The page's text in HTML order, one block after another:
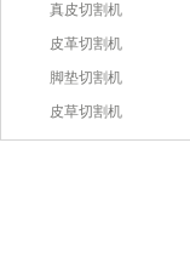
真皮切割机
皮革切割机
脚垫切割机
皮草切割机